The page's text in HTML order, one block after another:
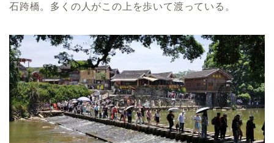
石跨橋。多くの人がこの上を歩いて渡っている。